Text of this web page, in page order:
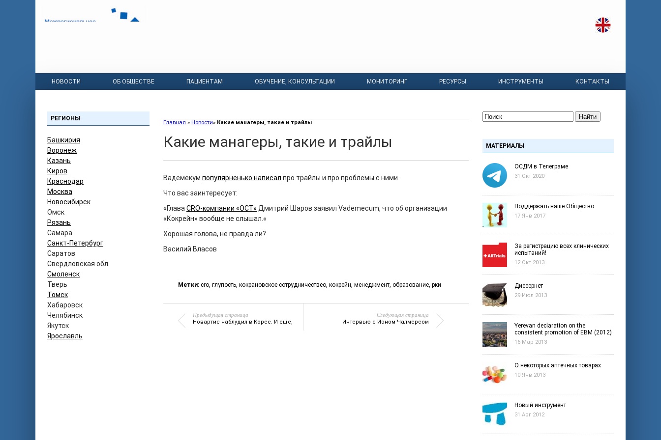
НОВОСТИ ОБ ОБЩЕСТВЕ ПАЦИЕНТАМ ОБУЧЕНИЕ, КОНСУЛЬТАЦИИ МОНИТОРИНГ РЕСУРСЫ ИНСТРУМЕНТЫ КОНТАКТЫ
РЕГИОНЫ
Башкирия
Воронеж
Казань
Киров
Краснодар
Москва
Новосибирск
Омск
Рязань
Самара
Санкт-Петербург
Саратов
Свердловская обл.
Смоленск
Тверь
Томск
Хабаровск
Челябинск
Якутск
Ярославль
Главная » Новости» Какие манагеры, такие и трайлы
Какие манагеры, такие и трайлы
Вадемекум популярненько написал про трайлы и про проблемы с ними.
Что вас заинтересует:
«Глава CRO‑компании «ОСТ» Дмитрий Шаров заявил Vademecum, что об организации
«Кокрейн» вообще не слышал. «
Хорошая голова, не правда ли?
Василий Власов
Метки: cro, глупость, кокрановское сотрудничествео, кокрейн, менеджмент, образование, рки
Предыдущая страница
Новартис наблудил в Корее. И еще,
Следующая страница
Интервью с Иэном Чалмерсом
Найти
МАТЕРИАЛЫ
ОСДМ в Телеграме
31 Окт 2020
Поддержать наше Общество
17 Янв 2017
За регистрацию всех клинических
испытаний!
12 Окт 2013
Диссернет
29 Июл 2013
Yerevan declaration on the
consistent promotion of EBM (2012)
16 Мар 2013
О некоторых аптечных товарах
10 Янв 2013
Новый инструмент
31 Авг 2012